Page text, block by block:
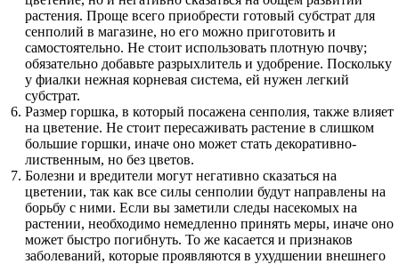
растения. Проще всего приобрести готовый субстрат для
сенполий в магазине, но его можно приготовить и
самостоятельно. Не стоит использовать плотную почву;
обязательно добавьте разрыхлитель и удобрение. Поскольку
у фиалки нежная корневая система, ей нужен легкий
субстрат.
Размер горшка, в который посажена сенполия, также влияет
на цветение. Не стоит пересаживать растение в слишком
большие горшки, иначе оно может стать декоративно-
лиственным, но без цветов.
Болезни и вредители могут негативно сказаться на
цветении, так как все силы сенполии будут направлены на
борьбу с ними. Если вы заметили следы насекомых на
растении, необходимо немедленно принять меры, иначе оно
может быстро погибнуть. То же касается и признаков
заболеваний, которые проявляются в ухудшении внешнего